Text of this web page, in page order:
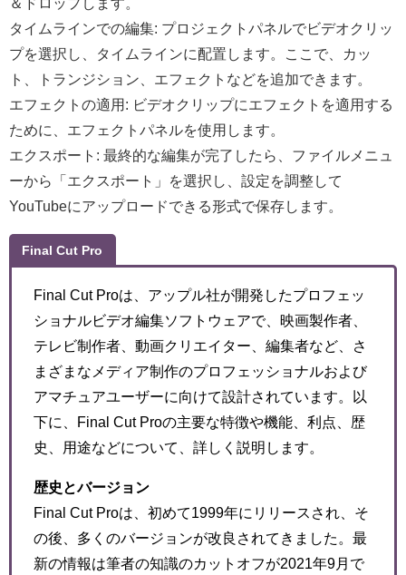
＆ドロップします。
タイムラインでの編集: プロジェクトパネルでビデオクリッ
プを選択し、タイムラインに配置します。ここで、カッ
ト、トランジション、エフェクトなどを追加できます。
エフェクトの適用: ビデオクリップにエフェクトを適用する
ために、エフェクトパネルを使用します。
エクスポート: 最終的な編集が完了したら、ファイルメニュ
ーから「エクスポート」を選択し、設定を調整して
YouTubeにアップロードできる形式で保存します。
Final Cut Pro
Final Cut Proは、アップル社が開発したプロフェッ
ショナルビデオ編集ソフトウェアで、映画製作者、
テレビ制作者、動画クリエイター、編集者など、さ
まざまなメディア制作のプロフェッショナルおよび
アマチュアユーザーに向けて設計されています。以
下に、Final Cut Proの主要な特徴や機能、利点、歴
史、用途などについて、詳しく説明します。
歴史とバージョン
Final Cut Proは、初めて1999年にリリースされ、そ
の後、多くのバージョンが改良されてきました。最
新の情報は筆者の知識のカットオフが2021年9月で